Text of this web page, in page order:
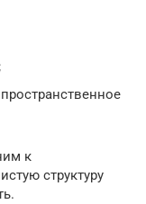
к
структуру